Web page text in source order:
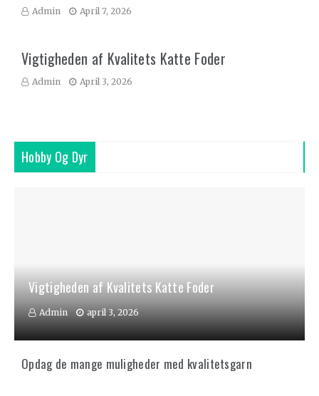
Admin April 7, 2026
Vigtigheden af Kvalitets Katte Foder
Admin April 3, 2026
Hobby Og Dyr
Vigtigheden af Kvalitets Katte Foder
Admin april 3, 2026
Opdag de mange muligheder med kvalitetsgarn